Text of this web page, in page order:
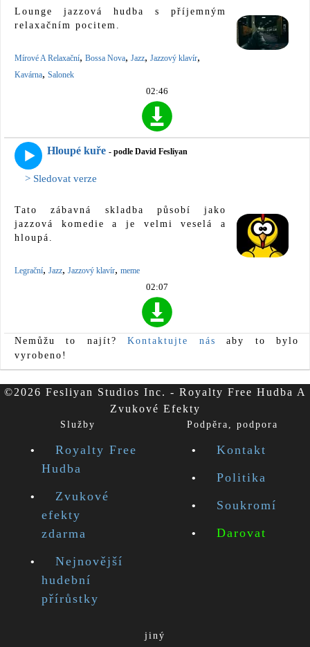
Lounge jazzová hudba s příjemným
relaxačním pocitem.
Mírové A Relaxační, Bossa Nova, Jazz, Jazzový klavír,
Kavárna, Salonek
02:46
Hloupé kuře - podle David Fesliyan
> Sledovat verze
Tato zábavná skladba působí jako
jazzová komedie a je velmi veselá a
hloupá.
Legrační, Jazz, Jazzový klavír, meme
02:07
Nemůžu to najít?Kontaktujte nás
aby to bylo
vyrobeno!
©2026 Fesliyan Studios Inc. - Royalty Free Hudba A
Zvukové Efekty
Služby
Royalty Free
Hudba
Zvukové
efekty
zdarma
Nejnovější
hudební
přírůstky
Podpěra, podpora
Kontakt
Politika
Soukromí
Darovat
jiný